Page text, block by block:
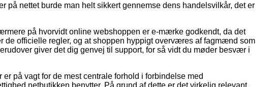
på nettet burde man helt sikkert gennemse dens handelsvilkår, det er
på hvorvidt online webshoppen er e-mærke godkendt, da det
de officielle regler, og at shoppen hyppigt overværes af fagmænd som
giver det dig genvej til support, for så vidt du møder besvær i
på vagt for de mest centrale forhold i forbindelse med
netbutikken benytter. På grund af dette er det virkelig relevant,